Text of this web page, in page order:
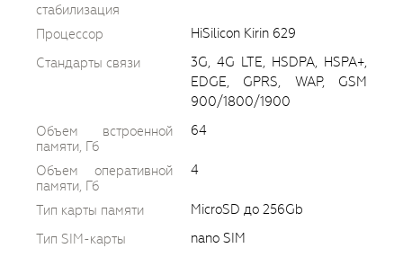
стабилизация
Процессор
HiSilicon Kirin 629
Стандарты связи
3G, 4G LTE, HSDPA, HSPA+,
EDGE, GPRS, WAP, GSM
900/1800/1900
Объем встроенной
памяти, Гб
64
Объем оперативной
памяти, Гб
4
Тип карты памяти
MicroSD до 256Gb
Тип SIM-карты
nano SIM